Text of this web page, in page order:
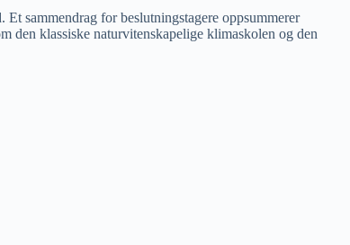
sammendrag for beslutningstagere oppsummerer
den klassiske naturvitenskapelige klimaskolen og den